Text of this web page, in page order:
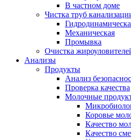
В частном доме
Чистка труб
Механическая
Промывка
Очистка
Анализы
Продукты
Анализ
Проверка качества
Молочные
Коровье
Качество
Качество